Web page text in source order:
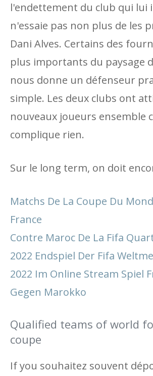
l'endettement du club qui lui
n'essaie pas non plus de les
Dani Alves. Certains des
plus importants du paysage
nous donne un défenseur
simple. Les deux clubs ont
nouveaux joueurs ensemble
complique rien.
Sur le long term, on doit
Matchs De La Coupe Du
France
Contre Maroc De La Fifa
2022 Endspiel Der Fifa
2022 Im Online Stream Spiel
Gegen Marokko
Qualified teams of world
coupe
If you souhaitez souvent